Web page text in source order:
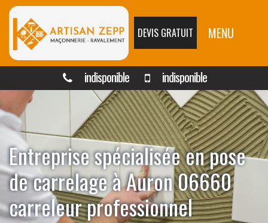
DEVIS GRATUIT MENU
indisponible indisponible
Entreprise spécialisée en pose
de carrelage à Auron 06660
carreleur professionnel